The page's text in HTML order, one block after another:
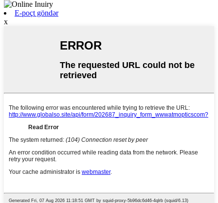
E-poçt göndər
x